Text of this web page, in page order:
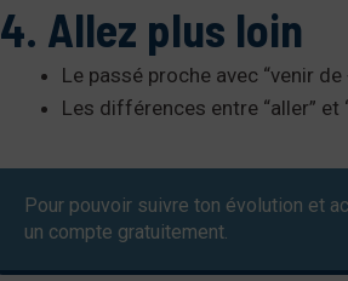
4. Allez plus loin
Le passé proche avec “venir
Les différences entre “aller” et
Pour pouvoir suivre ton évolution et
un compte gratuitement.